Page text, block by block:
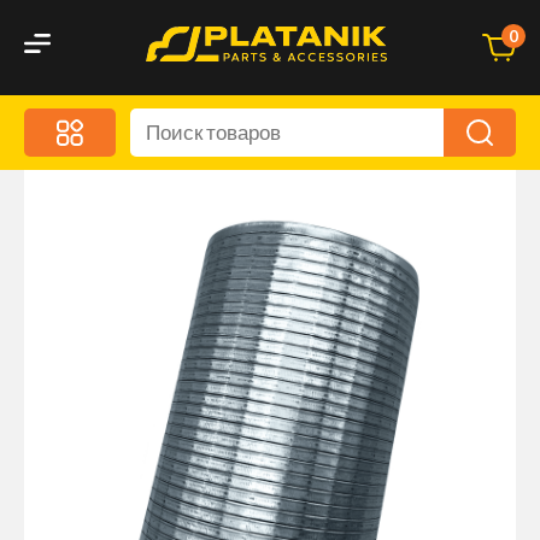
0
Меню
Акционные предложения
Дорожная кухня
Автохимия и уход
Оптика и светотехника
Запчасти кузова и зеркала
Малый коммерческий транспорт
Маркировочные знаки и светоотражатели